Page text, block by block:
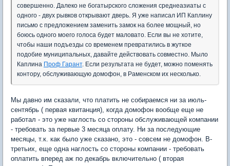
совершенно. Далеко не богатырского сложения среднеазиаты с
одного - двух рывков открывают дверь. Я уже написал ИП Каплину
письмо с предложением заменить замок на более мощный, но
боюсь одного моего голоса будет маловато. Если вы не хотите,
чтобы наши подъезды со временем превратились в жуткое
подобие муниципальных, давайте действовать совместно. Мыло
Каплина Проф Гарант. Если результата не будет, можно поменять
контору, обслуживающую домофон, в Раменском их несколько.
Мы давно им сказали, что платить не собираемся ни за июль-
сентябрь ( первая квитанция), когда домофон вообще еще не
работал - это уже наглость со стороны обслуживающей компании
- требовать за первые 3 месяца оплату. Ни за последующие
месяцы, т.к. как было уже сказано, это - совсем не домофон. В-
третьих, еще одна наглость со стороны компании - требовать
оплатить вперед аж по декабрь включительно ( вторая